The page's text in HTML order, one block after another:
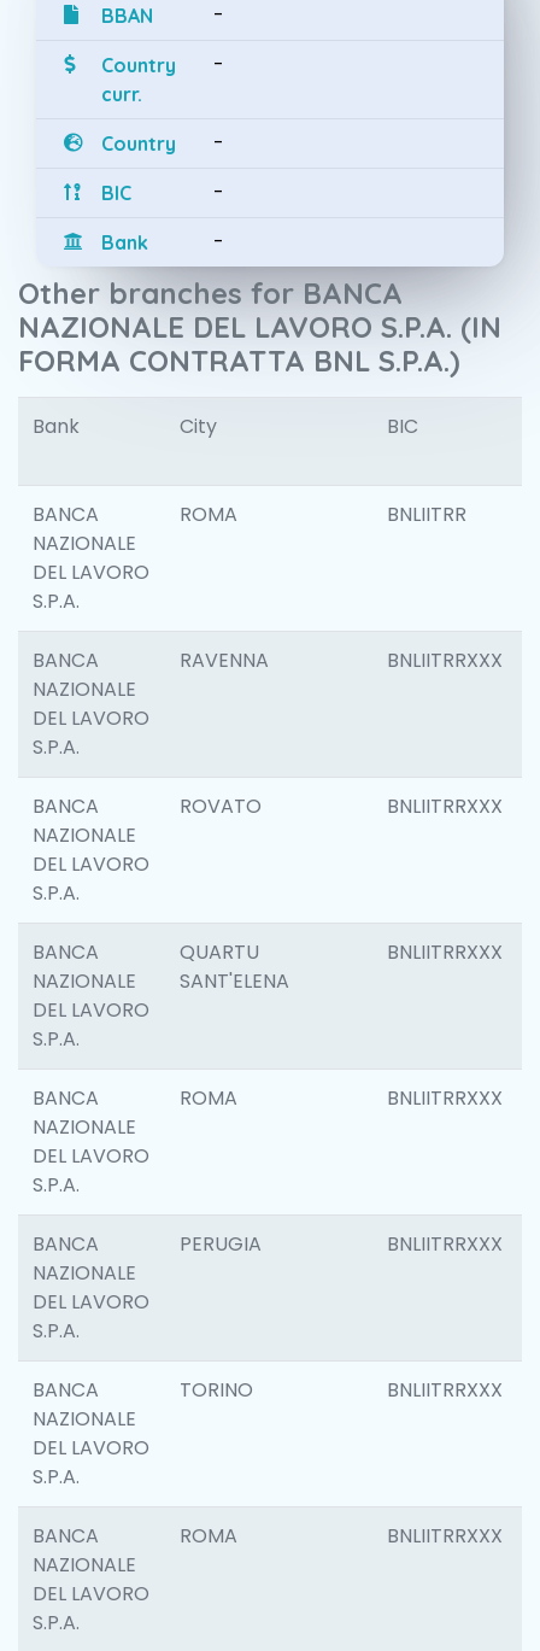
BBAN -
Country
curr.
-
Country -
BIC -
Bank -
Other branches for BANCA
NAZIONALE DEL LAVORO S.P.A. (IN
FORMA CONTRATTA BNL S.P.A.)
Bank City BIC
BANCA
NAZIONALE
DEL LAVORO
S.P.A.
ROMA BNLIITRR
BANCA
NAZIONALE
DEL LAVORO
S.P.A.
RAVENNA BNLIITRRXXX
BANCA
NAZIONALE
DEL LAVORO
S.P.A.
ROVATO BNLIITRRXXX
BANCA
NAZIONALE
DEL LAVORO
S.P.A.
QUARTU
SANT'ELENA
BNLIITRRXXX
BANCA
NAZIONALE
DEL LAVORO
S.P.A.
ROMA BNLIITRRXXX
BANCA
NAZIONALE
DEL LAVORO
S.P.A.
PERUGIA BNLIITRRXXX
BANCA
NAZIONALE
DEL LAVORO
S.P.A.
TORINO BNLIITRRXXX
BANCA
NAZIONALE
DEL LAVORO
S.P.A.
ROMA BNLIITRRXXX